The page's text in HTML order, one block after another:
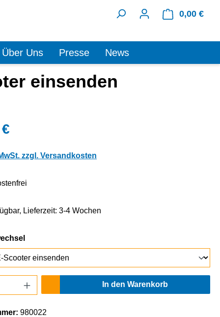
0,00 €
Über Uns Presse News
einsenden
zzgl. Versandkosten
Lieferzeit: 3-4 Wochen
auswählen
Anzahl: Gib den gewünschten Wert ein
In den Warenkorb
980022